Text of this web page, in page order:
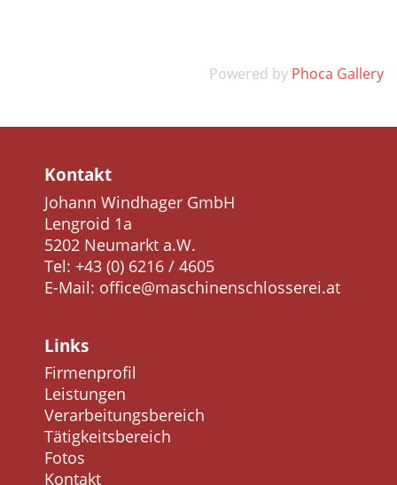
Powered by Phoca Gallery
Kontakt
Johann Windhager GmbH
Lengroid 1a
5202 Neumarkt a.W.
Tel: +43 (0) 6216 / 4605
E-Mail: office@maschinenschlosserei.at
Links
Firmenprofil
Leistungen
Verarbeitungsbereich
Tätigkeitsbereich
Fotos
Kontakt